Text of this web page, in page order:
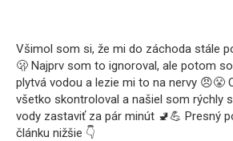
Všimol som si, že mi do záchoda stále
🫢 Najprv som to ignoroval, ale potom
plytvá vodou a lezie mi to na nervy 😠😤
všetko skontroloval a našiel som rýchly
vody zastaviť za pár minút 🚽💪 Presný
článku nižšie 👇